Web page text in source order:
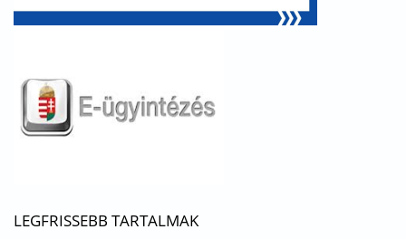
LEGFRISSEBB TARTALMAK